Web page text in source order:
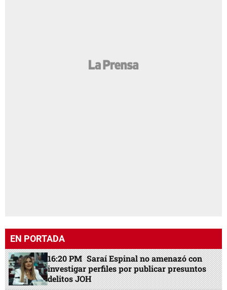
EN PORTADA
16:20 PM Saraí Espinal no amenazó con
investigar perfiles por publicar presuntos
delitos JOH